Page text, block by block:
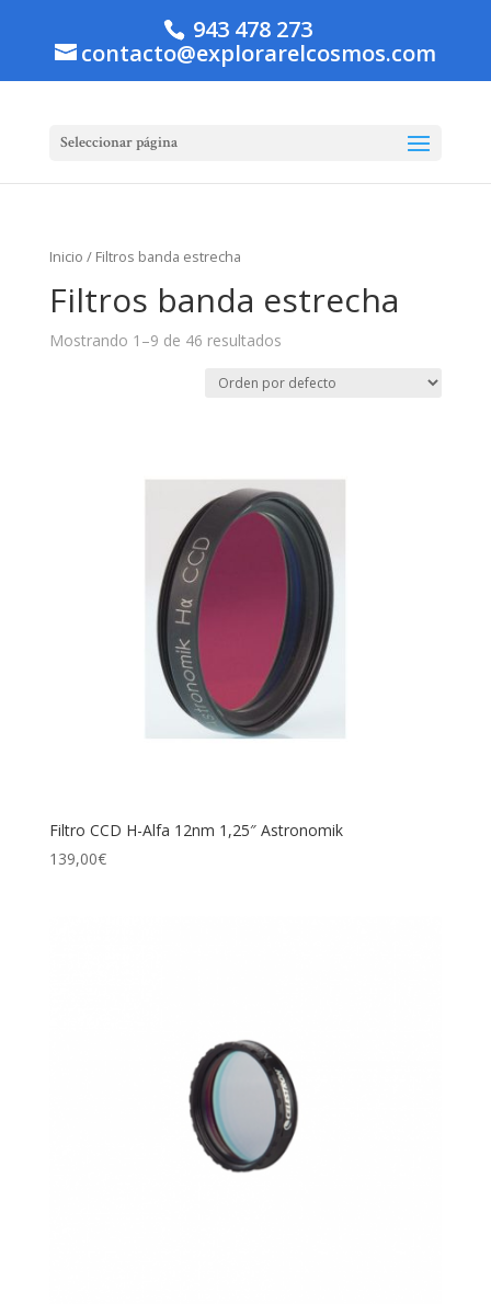
943 478 273
contacto@explorarelcosmos.com
Seleccionar página
Inicio / Filtros banda estrecha
Filtros banda estrecha
Mostrando 1–9 de 46 resultados
Filtro CCD H-Alfa 12nm 1,25″ Astronomik
139,00€